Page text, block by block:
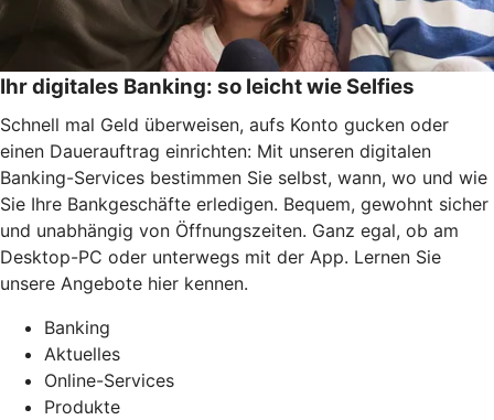
Ihr digitales Banking: so leicht wie Selfies
Schnell mal Geld überweisen, aufs Konto gucken oder
einen Dauerauftrag einrichten: Mit unseren digitalen
Banking-Services bestimmen Sie selbst, wann, wo und wie
Sie Ihre Bankgeschäfte erledigen. Bequem, gewohnt sicher
und unabhängig von Öffnungszeiten. Ganz egal, ob am
Desktop-PC oder unterwegs mit der App. Lernen Sie
unsere Angebote hier kennen.
Banking
Aktuelles
Online-Services
Produkte